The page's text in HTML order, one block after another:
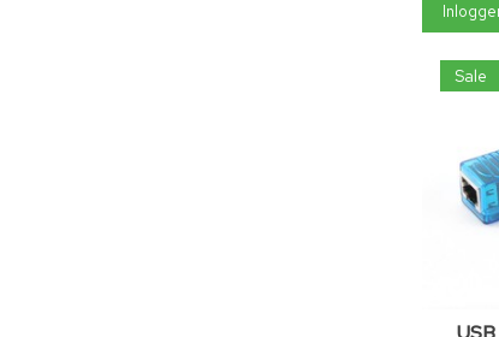
Sale